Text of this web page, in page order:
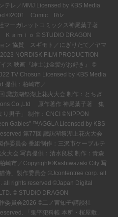
テレ／MMJ Licensed by KBS Media
©2001 Comic Ritz
ーガレットコミックス神尾葉子著
ａｍｉｏ © STUDIO DRAGON
ン 協賛 スギモト／にぎりたて／ヤマ
NORDISK FILM PRODUCTION
ス 映画『紳士は金髪がお好き』 ©
TV Chosun Licensed by KBS Media
提供：柏崎市／
諏訪湖祭湖上花火大会 制作：とちぎ
Co.,Ltd 原作著作 神尾葉子著 集
り男子」 制作：CNCI ©NIPPON
Gables” ™AGGLA Licensed by KBS
第77回 諏訪湖祭湖上花火大会
委員会 番組制作：三沢市ケーブルテ
大会 写真提供：清水良枝 制作：青森
崎市／Copyright©Kashiwazaki City 写
侍」製作委員会 ©Jcontentree corp. all
all rights reserved ©Japan Digital
© STUDIO DRAGON
委員会2026 ©二ノ宮知子/講談社
「鬼平犯科帳 本所・桜屋敷」